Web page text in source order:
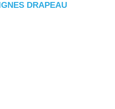
DRAPEAU